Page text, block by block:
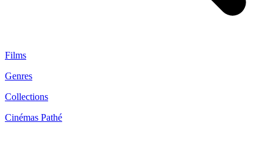
Films
Genres
Collections
Cinémas Pathé